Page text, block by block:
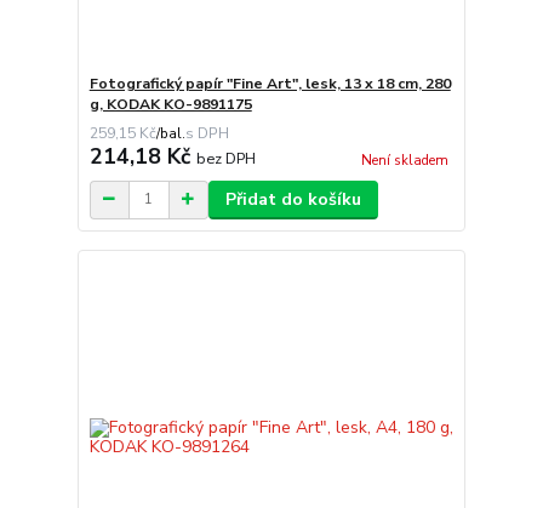
Fotografický papír "Fine Art", lesk, 13 x 18 cm, 280
g, KODAK KO-9891175
259,15 Kč/bal.
214,18 Kč bez DPH Není skladem
Přidat do košíku